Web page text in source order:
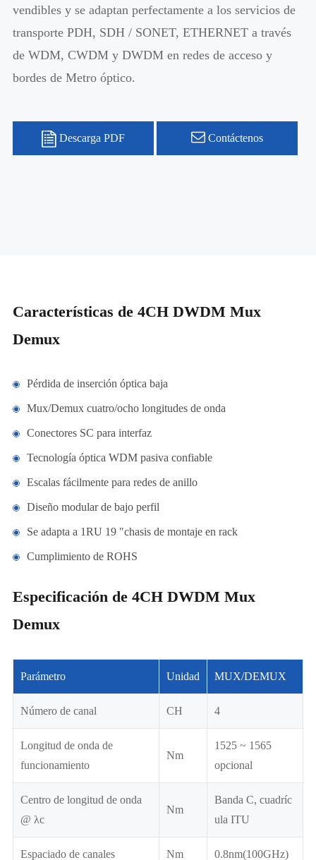
vendibles y se adaptan perfectamente a los servicios de
transporte PDH, SDH / SONET, ETHERNET a través
de WDM, CWDM y DWDM en redes de acceso y
bordes de Metro óptico.
Descarga PDF Contáctenos
Características de 4CH DWDM Mux
Demux
Pérdida de inserción óptica baja
Mux/Demux cuatro/ocho longitudes de onda
Conectores SC para interfaz
Tecnología óptica WDM pasiva confiable
Escalas fácilmente para redes de anillo
Diseño modular de bajo perfil
Se adapta a 1RU 19 "chasis de montaje en rack
Cumplimiento de ROHS
Especificación de 4CH DWDM Mux
Demux
Parámetro Unidad MUX/DEMUX
Número de canal CH 4
Longitud de onda de
funcionamiento
Nm
1525 ~ 1565
opcional
Centro de longitud de onda
@ λc
Nm
Banda C, cuadríc
ula ITU
Espaciado de canales Nm 0.8nm(100GHz)